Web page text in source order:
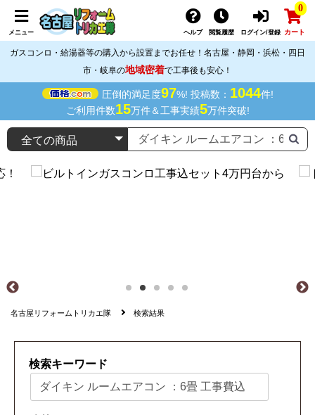
メニュー ヘルプ 閲覧履歴 ログイン/登録
0
カート
ガスコンロ・給湯器等の購入から設置までお任せ！名古屋・静岡・浜松・四日
市・岐阜の地域密着で工事後も安心！
圧倒的満足度97%! 投稿数： 1044件!
ご利用件数15万件＆工事実績5万件突破!
名古屋リフォームトリカエ隊 検索結果
検索キーワード